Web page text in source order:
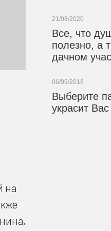
на
21/08/2020
Все, что
полезно, а
дачном
06/09/2018
Выберите
украсит